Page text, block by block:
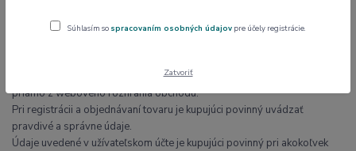
kupujúci pristupovať do svojho používateľského účtu.
Kupujúci môže vykonávať objednávanie tovaru tiež bez registrácie
priamo z webového rozhrania obchodu.
Pri registrácii a objednávaní tovaru je kupujúci povinný uvádzať
pravdivé a správne údaje.
Údaje uvedené v užívateľskom účte je kupujúci povinný pri akokoľvek
Súhlasím so spracovaním osobných údajov pre účely registrácie.
Zatvoriť